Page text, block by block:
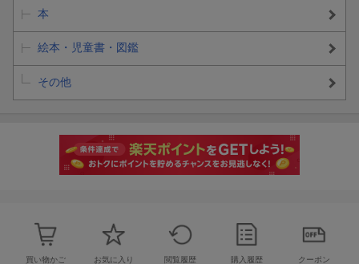
本
絵本・児童書・図鑑
その他
買い物かご お気に入り 閲覧履歴 購入履歴 クーポン